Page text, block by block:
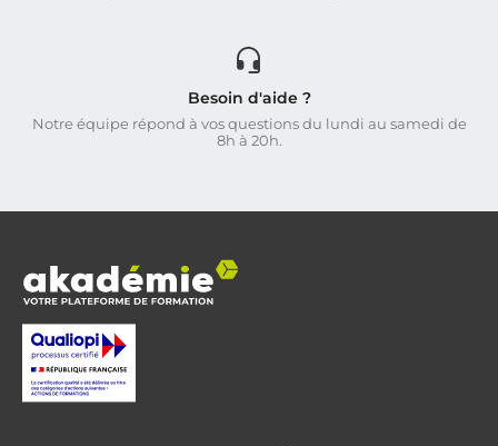
Besoin d'aide ?
Notre équipe répond à vos questions du lundi au samedi de
8h à 20h.